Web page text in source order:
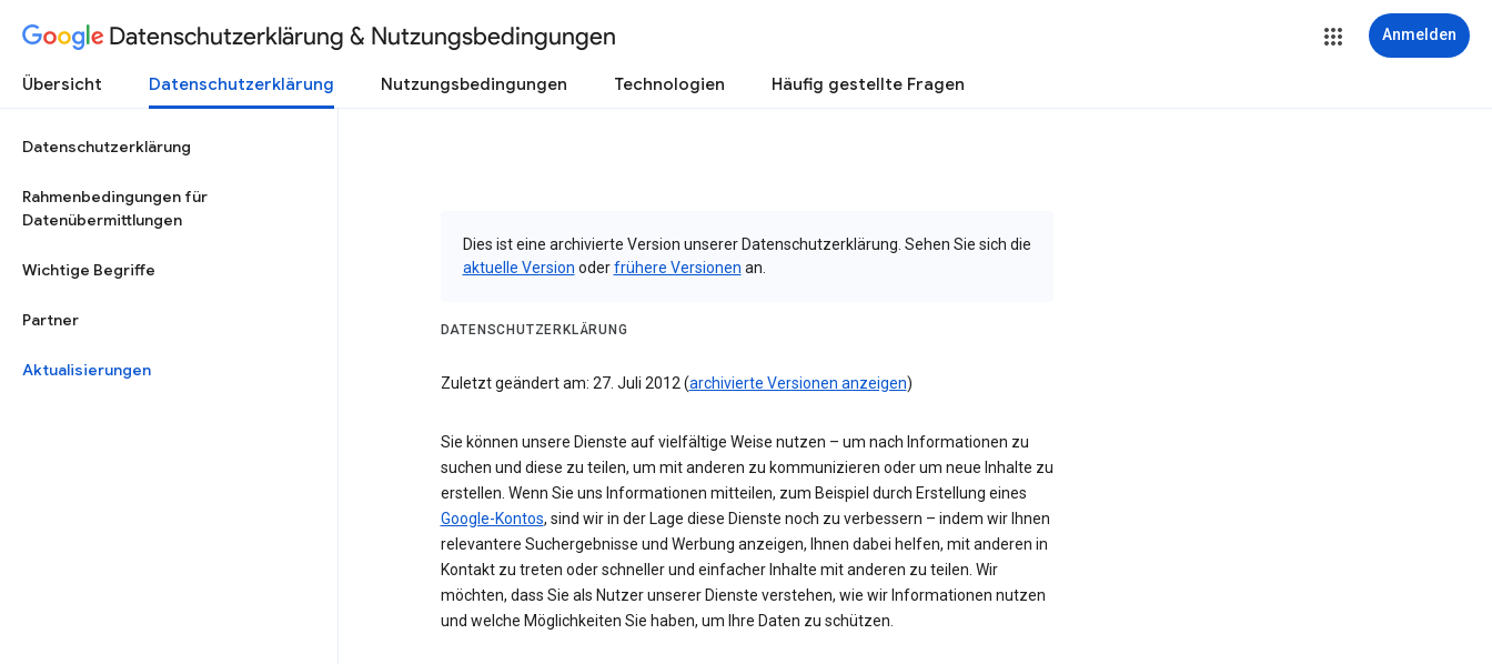
Datenschutzerklärung & Nutzungsbedingungen Anmelden
Übersicht Datenschutzerklärung Nutzungsbedingungen Technologien Häufig gestellte Fragen
Datenschutzerklärung
Rahmenbedingungen für
Datenübermittlungen
Wichtige Begriffe
Partner
Aktualisierungen
Dies ist eine archivierte Version unserer Datenschutzerklärung. Sehen Sie sich die
aktuelle Version oderfrühere Versionen an.
DATENSCHUTZERKLÄRUNG
Zuletzt geändert am: 27. Juli 2012 (archivierte Versionen anzeigen)
Sie können unsere Dienste auf vielfältige Weise nutzen – um nach Informationen zu
suchen und diese zu teilen, um mit anderen zu kommunizieren oder um neue Inhalte zu
erstellen. Wenn Sie uns Informationen mitteilen, zum Beispiel durch Erstellung eines
Google-Kontos, sind wir in der Lage diese Dienste noch zu verbessern – indem wir Ihnen
relevantere Suchergebnisse und Werbung anzeigen, Ihnen dabei helfen, mit anderen in
Kontakt zu treten oder schneller und einfacher Inhalte mit anderen zu teilen. Wir
möchten, dass Sie als Nutzer unserer Dienste verstehen, wie wir Informationen nutzen
und welche Möglichkeiten Sie haben, um Ihre Daten zu schützen.